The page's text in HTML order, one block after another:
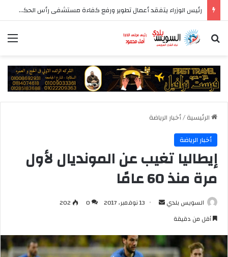
رئيس الوزراء يتفقد أعمال تطوير ورفع كفاءة مستشفى رأس الحكمة المركزي
بحث عن
الرئيسية/أخبار الرياضة
أخبار الرياضة
إيطاليا تغيب عن المونديال لأول
مرة منذ 60 عامًا
السويس بلدي
أرسل 13 نوفمبر، 2017 0
202
أقل من دقيقة